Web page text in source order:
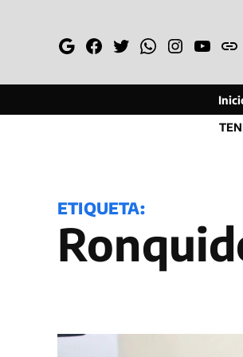
GoogleFacebook
TwitterWhatsapp
Instagram
ETIQUETA: